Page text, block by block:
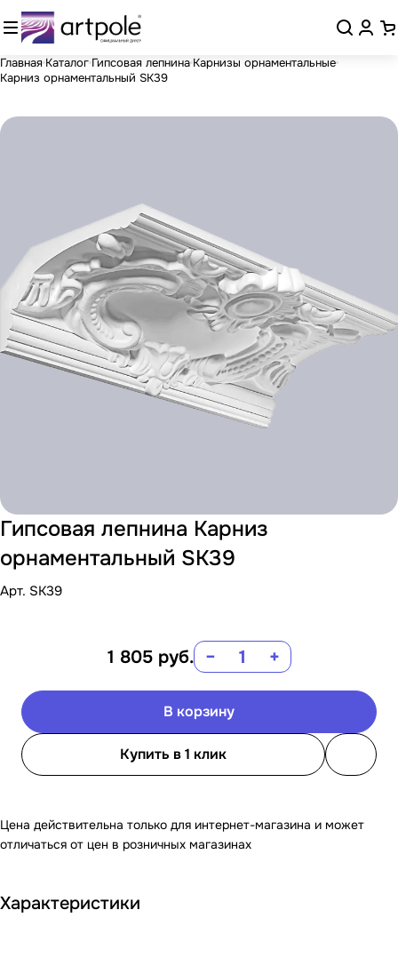
Главная Каталог Гипсовая лепнина Карнизы орнаментальные
Карниз орнаментальный SK39
Гипсовая лепнина Карниз
орнаментальный SK39
Арт. SK39
1 805 руб. − +
В корзину
Купить в 1 клик
Цена действительна только для интернет-магазина и может
отличаться от цен в розничных магазинах
Характеристики